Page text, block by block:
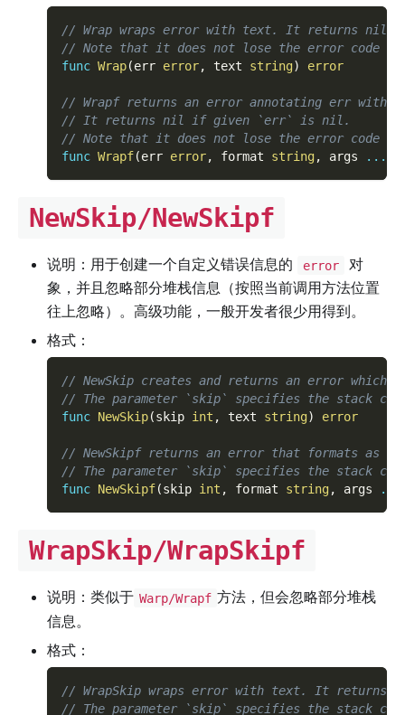
// Wrap wraps error with text. It returns
// Note that it does not lose the error code
func Wrap(err error, text string) error
// Wrapf returns an error annotating err with
// It returns nil if given `err` is nil.
// Note that it does not lose the error code
func Wrapf(err error, format string, args ...
NewSkip/NewSkipf
说明：用于创建一个自定义错误信息的 error
对
象，并且忽略部分堆栈信息（按照当前调用方法位置
往上忽略）。高级功能，一般开发者很少用得到。
格式：
// NewSkip creates and returns an error which
// The parameter `skip` specifies the stack
func NewSkip(skip int , text string) error
// NewSkipf returns an error that formats as
// The parameter `skip` specifies the stack
func NewSkipf(skip int , format string, args ...
WrapSkip/WrapSkipf
说明：类似于 Warp/Wrapf 方法，但会忽略部分堆栈
信息。
格式：
// WrapSkip wraps error with text. It
// The parameter `skip` specifies the stack